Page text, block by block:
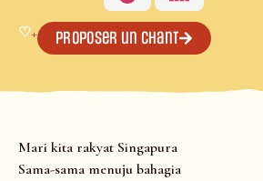
♡+ Proposer un chant
Mari kita rakyat Singapura
Sama-sama menuju bahagia